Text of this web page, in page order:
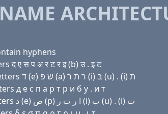
hyphens
ए स प अ र ट र इ (b) उ . इ ट
Domain name with Hebrew letters ד (e) שׂ פּ (a) ר ת ר (i) בּ (u) . (i) ת
д e с п a р т р и б у . и т
Domain name with Arabic letters ﺩ (e) ﺹ (p) ﺍ ﺭ ﺕ ﺭ (i) ﺏ (u) . (i) ﺕ